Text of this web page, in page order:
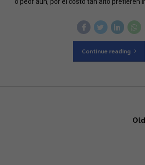
o peor aún, por el costo tan alto prefieren ir
Continue reading